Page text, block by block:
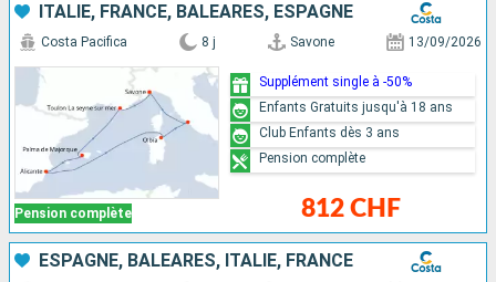
ITALIE, FRANCE, BALÉARES, ESPAGNE
Pension complète
Costa Pacifica 8 j Savone 13/09/2026
812 CHF
Supplément single à -50%
Enfants Gratuits jusqu'à 18 ans
Club Enfants dès 3 ans
Pension complète
ESPAGNE, BALÉARES, ITALIE, FRANCE